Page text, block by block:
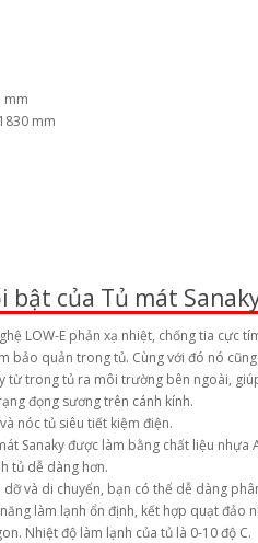
mm
mm
của Tủ mát
LOW-E phản xạ nhiệt, chống tia cực
bảo quản trong tủ. Cùng với đó nó
trong tủ ra môi trường bên ngoài,
đọng sương trên cánh kính.
nóc tủ siêu tiết kiệm điện.
Sanaky được làm bằng chất liệu
tủ dễ dàng hơn.
và di chuyển, bạn có thể dễ dàng
làm lạnh ổn định, kết hợp quạt
Nhiệt độ làm lạnh của tủ là 0-10 độ C.